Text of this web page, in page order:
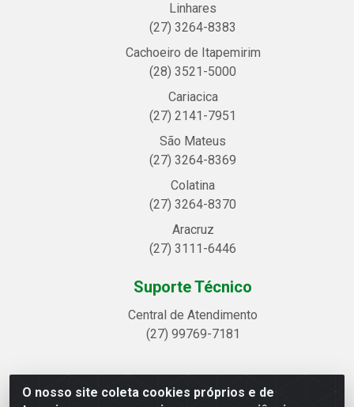
O nosso site coleta cookies próprios e de
Linhares
(27) 3264-8383
Cachoeiro de Itapemirim
(28) 3521-5000
Cariacica
(27) 2141-7951
São Mateus
(27) 3264-8369
Colatina
(27) 3264-8370
Aracruz
(27) 3111-6446
Suporte Técnico
Central de Atendimento
(27) 99769-7181
Linhavix Distribuidora LTDA - Avenida Alegre, 2521 -